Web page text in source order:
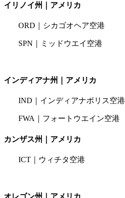
イリノイ州｜アメリカ
ORD｜シカゴオヘア空港
SPN｜ミッドウエイ空港
インディアナ州｜アメリカ
IND｜インディアナポリス空港
FWA｜フォートウエイン空港
カンザス州｜アメリカ
ICT｜ウィチタ空港
オレゴン州｜アメリカ